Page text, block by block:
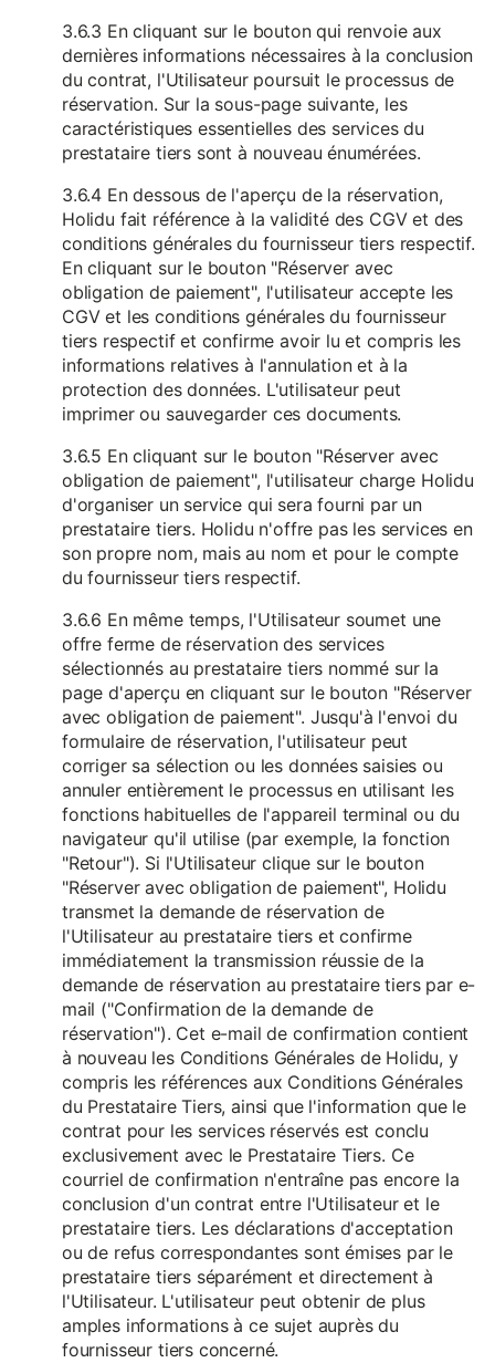
3.6.3 En cliquant sur le bouton qui renvoie aux
dernières informations nécessaires à la conclusion
du contrat, l'Utilisateur poursuit le processus de
réservation. Sur la sous-page suivante, les
caractéristiques essentielles des services du
prestataire tiers sont à nouveau énumérées.
3.6.4 En dessous de l'aperçu de la réservation,
Holidu fait référence à la validité des CGV et des
conditions générales du fournisseur tiers respectif.
En cliquant sur le bouton "Réserver avec
obligation de paiement", l'utilisateur accepte les
CGV et les conditions générales du fournisseur
tiers respectif et confirme avoir lu et compris les
informations relatives à l'annulation et à la
protection des données. L'utilisateur peut
imprimer ou sauvegarder ces documents.
3.6.5 En cliquant sur le bouton "Réserver avec
obligation de paiement", l'utilisateur charge Holidu
d'organiser un service qui sera fourni par un
prestataire tiers. Holidu n'offre pas les services en
son propre nom, mais au nom et pour le compte
du fournisseur tiers respectif.
3.6.6 En même temps, l'Utilisateur soumet une
offre ferme de réservation des services
sélectionnés au prestataire tiers nommé sur la
page d'aperçu en cliquant sur le bouton "Réserver
avec obligation de paiement". Jusqu'à l'envoi du
formulaire de réservation, l'utilisateur peut
corriger sa sélection ou les données saisies ou
annuler entièrement le processus en utilisant les
fonctions habituelles de l'appareil terminal ou du
navigateur qu'il utilise (par exemple, la fonction
"Retour"). Si l'Utilisateur clique sur le bouton
"Réserver avec obligation de paiement", Holidu
transmet la demande de réservation de
l'Utilisateur au prestataire tiers et confirme
immédiatement la transmission réussie de la
demande de réservation au prestataire tiers par e-
mail ("Confirmation de la demande de
réservation"). Cet e-mail de confirmation contient
à nouveau les Conditions Générales de Holidu, y
compris les références aux Conditions Générales
du Prestataire Tiers, ainsi que l'information que le
contrat pour les services réservés est conclu
exclusivement avec le Prestataire Tiers. Ce
courriel de confirmation n'entraîne pas encore la
conclusion d'un contrat entre l'Utilisateur et le
prestataire tiers. Les déclarations d'acceptation
ou de refus correspondantes sont émises par le
prestataire tiers séparément et directement à
l'Utilisateur. L'utilisateur peut obtenir de plus
amples informations à ce sujet auprès du
fournisseur tiers concerné.